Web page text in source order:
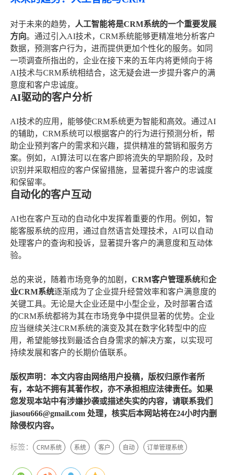
对于未来的趋势，
人工智能将是CRM系统的一个重要发展
方向。通过引入AI技术，CRM系统能够更精准地分析客户
数据，预测客户行为，进而提供更加个性化的服务。如同
一项调查所指出的，企业在接下来的五年内将更倾向于将
AI技术与CRM系统相结合，这无疑会进一步提升客户的满
意度和客户忠诚度。
AI驱动的客户分析
AI技术的应用，能够使CRM系统更为智能和高效。通过AI
的辅助，CRM系统可以根据客户的行为进行预测分析，帮
助企业预判客户的需求和兴趣，提供精准的营销和服务方
案。例如，AI算法可以在客户即将流失的早期阶段，及时
识别并采取相应的客户保留措施，显著提升客户的忠诚度
和保留率。
自动化的客户互动
AI也在客户互动的自动化中发挥着重要的作用。例如，智
能客服系统的应用，通过自然语言处理技术，AI可以自动
处理客户的查询和投诉，显著提升客户的满意度和互动体
验。
总的来说，随着市场竞争的加剧， CRM客户管理系统和企
业CRM系统逐渐成为了企业提升经营效率和客户满意度的
关键工具。无论是大企业还是中小型企业，及时部署合适
的CRM系统都将为其在市场竞争中提供显著的优势。企业
应当继续关注CRM系统的演变及其在数字化转型中的应
用，希望能够找到最适合自身需求的解决方案，以实现可
持续发展和客户的长期价值联系。
版权声明：本文内容由网络用户投稿，版权归原作者所
有，本站不拥有其著作权，亦不承担相应法律责任。如果
您发现本站中有涉嫌抄袭或描述失实的内容，请联系我们
jiasou666@gmail.com 处理，核实后本网站将在24小时内删
除侵权内容。
标签： CRM系统 系统 客户 自动 订单管理系统